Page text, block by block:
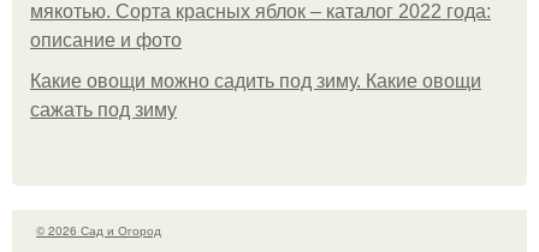
мякотью. Сорта красных яблок – каталог 2022 года:
описание и фото
Какие овощи можно садить под зиму. Какие овощи
сажать под зиму
© 2026 Сад и Огород